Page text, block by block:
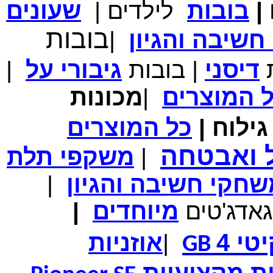
₪700.00 מחיר שוק
משלוח חינם
במבצע תיק לנשיאת מחשב נייד 10.1 אינץ' בצבע ורוד בעל
₪150.00 מחיר שוק
₪99.00 המחיר שלך
₪104.00 המחיר כולל משלוח :
נרתיק עור יוקרתי עבור אייפוד וידאו 60GB\80GB \שחור
| בובות לילדים |
שעונים
והגיון
|בובות
דיסני | בובות גיבורי על
|
המוצרים |מכונות
| כל המוצרים
ואבטחה | משקפי תלת
חשיבה והגיון
|
גאדג'טים מיוחדים |
4
GB
|אוזניות